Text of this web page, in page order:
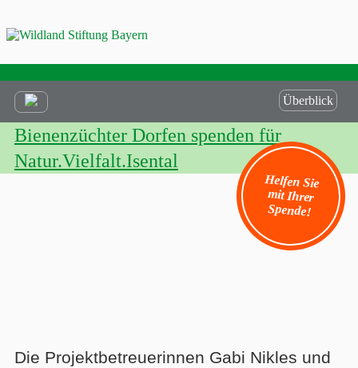
Helfen Sie
mit Ihrer
Spende!
Überblick
Bienenzüchter Dorfen spenden für
Natur.Vielfalt.Isental
Die Projektbetreuerinnen Gabi Nikles und